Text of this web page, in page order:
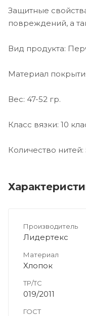
Защитные
повреждений, а
Вид продукта:
Материал
Вес: 47-52 гр.
Класс вязки: 10
Количество нитей:
Производитель
Лидертекс
Материал
Хлопок
ТР/ТС
019/2011
ГОСТ